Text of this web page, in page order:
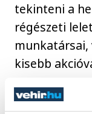
tekinteni a
régészeti
kisebb
Ez a